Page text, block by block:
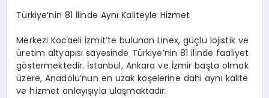
Türkiye’nin 81 İlinde Aynı Kaliteyle Hizmet
Merkezi Kocaeli İzmit’te bulunan Linex, güçlü lojistik ve
üretim altyapısı sayesinde Türkiye’nin 81 ilinde faaliyet
göstermektedir. İstanbul, Ankara ve İzmir başta olmak
üzere, Anadolu’nun en uzak köşelerine dahi aynı kalite
ve hizmet anlayışıyla ulaşmaktadır.